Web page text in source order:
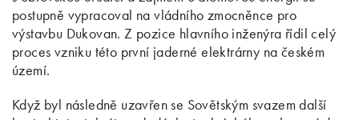
postupně vypracoval na vládního zmocněnce pro
výstavbu Dukovan. Z pozice hlavního inženýra řídil celý
proces vzniku této první jaderné elektrárny na českém
území.
Když byl následně uzavřen se Sovětským svazem další